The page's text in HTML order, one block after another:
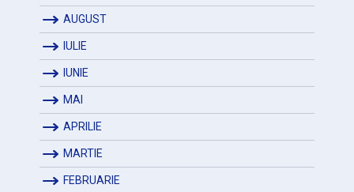
AUGUST
IULIE
IUNIE
MAI
APRILIE
MARTIE
FEBRUARIE